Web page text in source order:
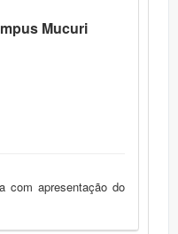
Mucuri
com apresentação do